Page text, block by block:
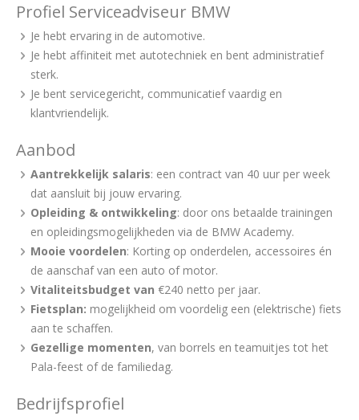
Profiel Serviceadviseur BMW
Je hebt ervaring in de automotive.
Je hebt affiniteit met autotechniek en bent administratief
sterk.
Je bent servicegericht, communicatief vaardig en
klantvriendelijk.
Aanbod
Aantrekkelijk salaris: een contract van 40 uur per week
dat aansluit bij jouw ervaring.
Opleiding & ontwikkeling: door ons betaalde trainingen
en opleidingsmogelijkheden via de BMW Academy.
Mooie voordelen: Korting op onderdelen, accessoires én
de aanschaf van een auto of motor.
Vitaliteitsbudget van €240 netto per jaar.
Fietsplan: mogelijkheid om voordelig een (elektrische) fiets
aan te schaffen.
Gezellige momenten, van borrels en teamuitjes tot het
Pala-feest of de familiedag.
Bedrijfsprofiel